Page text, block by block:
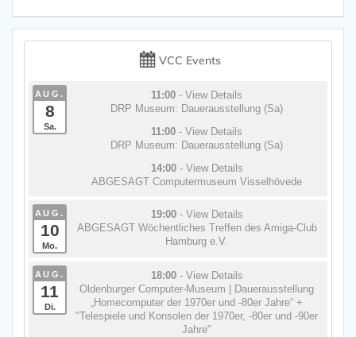
VCC Events
AUG.
8
Sa.
11:00 - View Details
DRP Museum: Dauerausstellung (Sa)
11:00 - View Details
DRP Museum: Dauerausstellung (Sa)
14:00 - View Details
ABGESAGT Computermuseum Visselhövede
AUG.
10
Mo.
19:00 - View Details
ABGESAGT Wöchentliches Treffen des Amiga-Club
Hamburg e.V.
AUG.
11
Di.
18:00 - View Details
Oldenburger Computer-Museum | Dauerausstellung
„Homecomputer der 1970er und -80er Jahre“ +
"Telespiele und Konsolen der 1970er, -80er und -90er
Jahre"